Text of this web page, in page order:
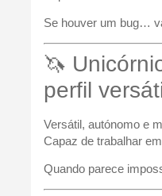
Se houver um bug…
🦄
perfil
Versátil, autónomo e
Capaz de trabalhar
Quando parece